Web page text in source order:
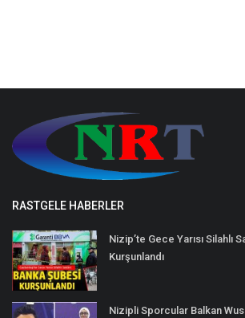
RASTGELE HABERLER
Nizip’te Gece Yarısı Silahlı
Kurşunlandı
Nizipli Sporcular Balkan